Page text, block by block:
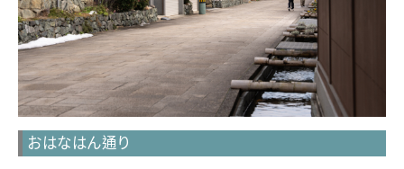
おはなはん通り